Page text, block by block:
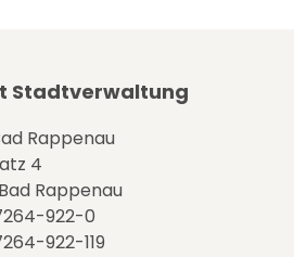
Stadtverwaltung
Rappenau
4
Rappenau
922-0
922-119